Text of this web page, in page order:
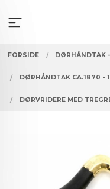
innholdet
FORSIDE DØRHÅNDTAK
DØRHÅNDTAK CA.1870 -
DØRVRIDERE MED